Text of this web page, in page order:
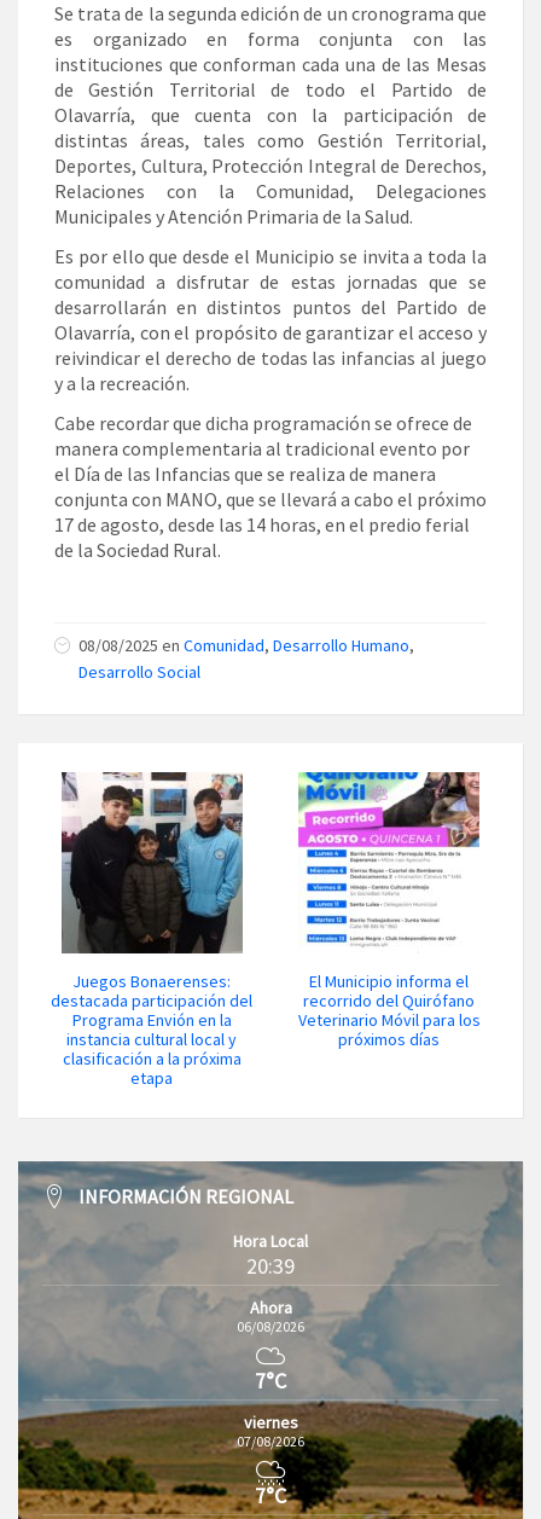
Se trata de la segunda edición de un cronograma que
es organizado en forma conjunta con las
instituciones que conforman cada una de las Mesas
de Gestión Territorial de todo el Partido de
Olavarría, que cuenta con la participación de
distintas áreas, tales como Gestión Territorial,
Deportes, Cultura, Protección Integral de Derechos,
Relaciones con la Comunidad, Delegaciones
Municipales y Atención Primaria de la Salud.
Es por ello que desde el Municipio se invita a toda la
comunidad a disfrutar de estas jornadas que se
desarrollarán en distintos puntos del Partido de
Olavarría, con el propósito de garantizar el acceso y
reivindicar el derecho de todas las infancias al juego
y a la recreación.
Cabe recordar que dicha programación se ofrece de
manera complementaria al tradicional evento por
el Día de las Infancias que se realiza de manera
conjunta con MANO, que se llevará a cabo el próximo
17 de agosto, desde las 14 horas, en el predio ferial
de la Sociedad Rural.
08/08/2025 en Comunidad, Desarrollo Humano,
Desarrollo Social
Juegos Bonaerenses:
destacada participación del
Programa Envión en la
instancia cultural local y
clasificación a la próxima
etapa
El Municipio informa el
recorrido del Quirófano
Veterinario Móvil para los
próximos días
INFORMACIÓN REGIONAL
Hora Local
20:39
Ahora
06/08/2026
7°C
viernes
07/08/2026
7°C